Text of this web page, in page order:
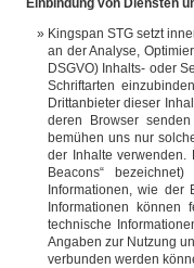
Einbindung von Diensten
Kingspan STG setzt
an der Analyse,
DSGVO) Inhalts- oder
Schriftarten
Drittanbieter dieser
deren Browser
bemühen uns nur
der Inhalte verwenden.
Beacons“
Informationen, wie der
Informationen
technische
Angaben zur Nutzung
verbunden werden